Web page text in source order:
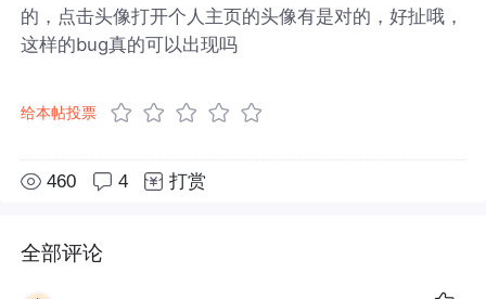
的，点击头像打开个人主页的头像有是对的，好扯哦，
这样的bug真的可以出现吗
给本帖投票
460 4 打赏
全部评论